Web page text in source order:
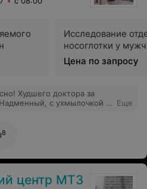
Исследование
носоглотки у
Цена по запросу
Худшего доктора за
с ухмылочкой !
В итоге
Еще
8
центр МТЗ